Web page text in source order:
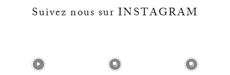
Suivez nous sur INSTAGRAM